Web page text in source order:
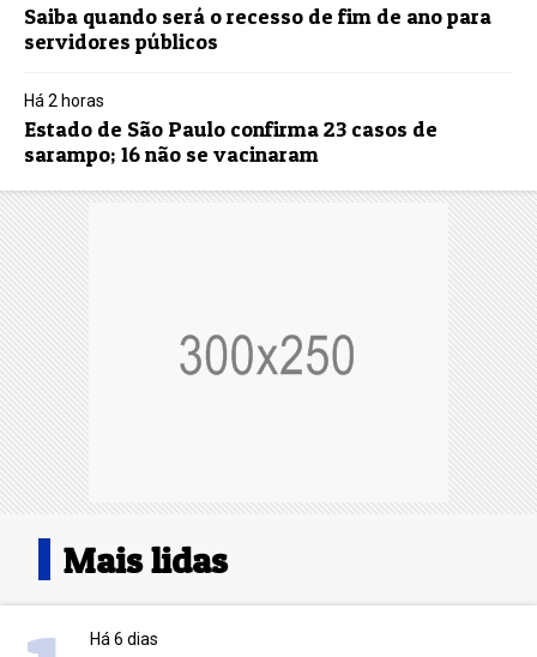
Saiba quando será o recesso de fim de ano para
servidores públicos
Há 2 horas
Estado de São Paulo confirma 23 casos de
sarampo; 16 não se vacinaram
Mais lidas
Há 6 dias